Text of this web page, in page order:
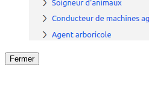
Fermer